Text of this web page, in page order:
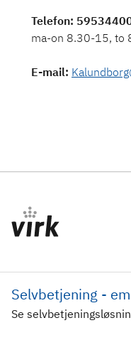
Telefon:
E-mail:
Selvbetjening -
Se